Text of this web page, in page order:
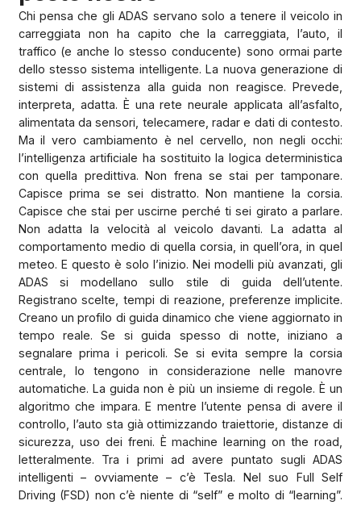
Chi pensa che gli ADAS servano solo a tenere il veicolo in
carreggiata non ha capito che la carreggiata, l’auto, il
traffico (e anche lo stesso conducente) sono ormai parte
dello stesso sistema intelligente. La nuova generazione di
sistemi di assistenza alla guida non reagisce. Prevede,
interpreta, adatta. È una rete neurale applicata all’asfalto,
alimentata da sensori, telecamere, radar e dati di contesto.
Ma il vero cambiamento è nel cervello, non negli occhi:
l’intelligenza artificiale ha sostituito la logica deterministica
con quella predittiva. Non frena se stai per tamponare.
Capisce prima se sei distratto. Non mantiene la corsia.
Capisce che stai per uscirne perché ti sei girato a parlare.
Non adatta la velocità al veicolo davanti. La adatta al
comportamento medio di quella corsia, in quell’ora, in quel
meteo. E questo è solo l’inizio. Nei modelli più avanzati, gli
ADAS si modellano sullo stile di guida dell’utente.
Registrano scelte, tempi di reazione, preferenze implicite.
Creano un profilo di guida dinamico che viene aggiornato in
tempo reale. Se si guida spesso di notte, iniziano a
segnalare prima i pericoli. Se si evita sempre la corsia
centrale, lo tengono in considerazione nelle manovre
automatiche. La guida non è più un insieme di regole. È un
algoritmo che impara. E mentre l’utente pensa di avere il
controllo, l’auto sta già ottimizzando traiettorie, distanze di
sicurezza, uso dei freni. È machine learning on the road,
letteralmente. Tra i primi ad avere puntato sugli ADAS
intelligenti – ovviamente – c’è Tesla. Nel suo Full Self
Driving (FSD) non c’è niente di “self” e molto di “learning”.